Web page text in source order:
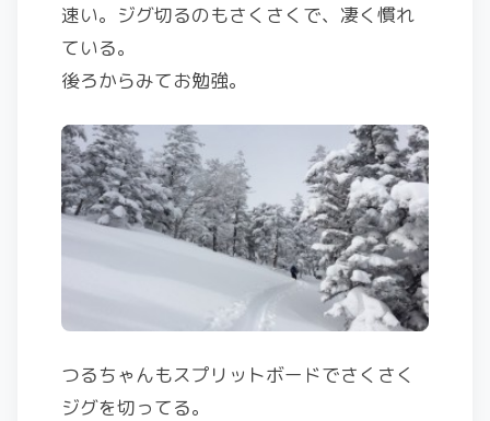
速い。ジグ切るのもさくさくで、凄く慣れ
ている。
後ろからみてお勉強。
つるちゃんもスプリットボードでさくさく
ジグを切ってる。